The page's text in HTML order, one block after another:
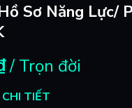
Sơ Năng Lực/
/ Trọn đời
TIẾT